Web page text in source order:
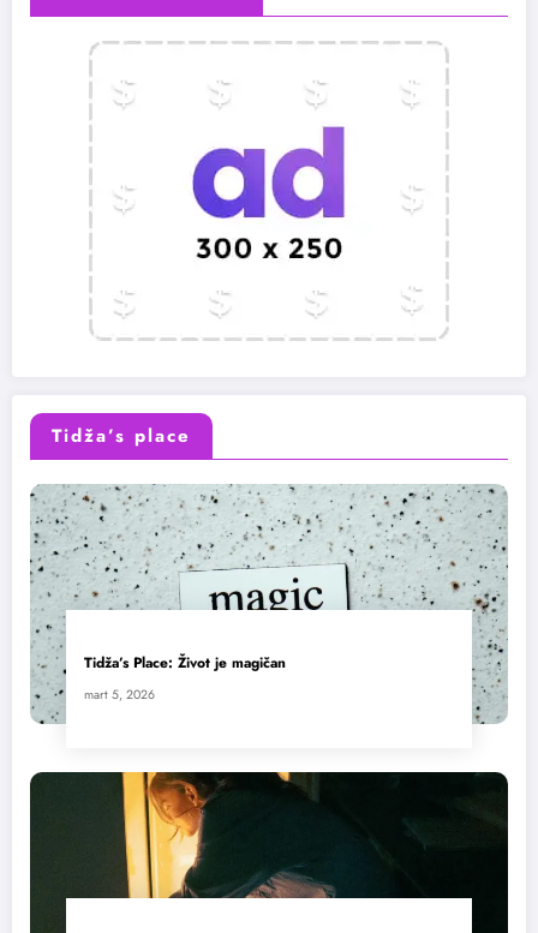
Tidža’s place
Tidža’s Place: Život je magičan
mart 5, 2026